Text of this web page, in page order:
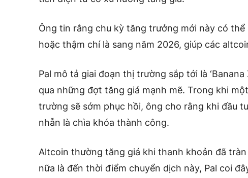
Ông tin rằng chu kỳ tăng trưởng mới này có thể
hoặc thậm chí là sang năm 2026, giúp các
Pal mô tả giai đoạn thị trường sắp tới là
qua những đợt tăng giá mạnh mẽ. Trong khi
trường sẽ sớm phục hồi, ông cho rằng khi đầu
nhẫn là chìa khóa thành công.
Altcoin thường tăng giá khi thanh khoản đã
nữa là đến thời điểm chuyển dịch này, Pal coi